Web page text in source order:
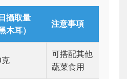
攝取量
木耳）
注意事項
可搭配其他
蔬菜食用